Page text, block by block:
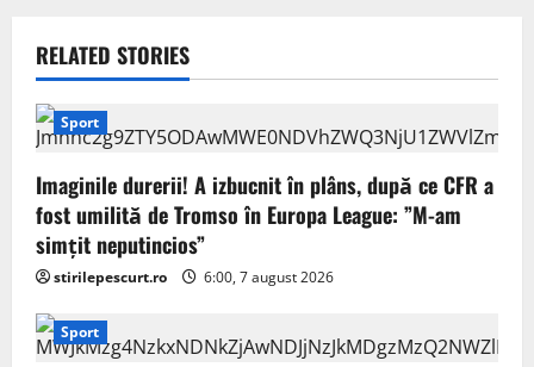
v
i
g
a
t
i
RELATED STORIES
Sport
Imaginile durerii! A izbucnit în plâns, după ce CFR a
fost umilită de Tromso în Europa League: ”M-am
simțit neputincios”
stirilepescurt.ro 6:00, 7 august 2026
Sport